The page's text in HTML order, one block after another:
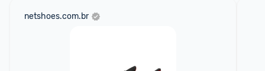
netshoes.com.br